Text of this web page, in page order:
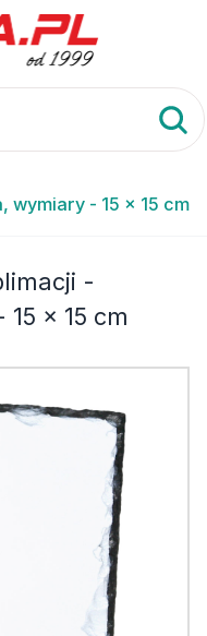
wymiary - 15 x 15 cm
-
x 15 cm